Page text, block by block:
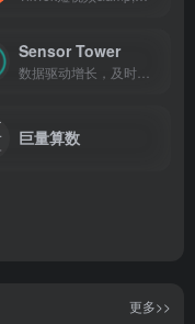
Sensor Tower
巨量算数
更多>>